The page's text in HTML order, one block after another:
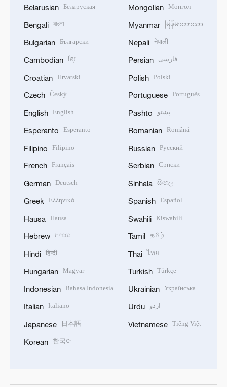
Belarusian Беларуская
Bengali বাংলা
Bulgarian Български
Cambodian ខ្មែរ
Croatian Hrvatski
Czech Český
English English
Esperanto Esperanto
Filipino Filipino
French Français
German Deutsch
Greek Ελληνικά
Hausa Hausa
Hebrew עברית
Hindi हिन्दी
Hungarian Magyar
Indonesian Bahasa Indonesia
Italian Italiano
Japanese 日本語
Korean 한국어
Mongolian Монгол
Myanmar မြန်မာဘာသာ
Nepali नेपाली
Persian فارسی
Polish Polski
Portuguese Português
Pashto پښتو
Romanian Română
Russian Русский
Serbian Српски
Sinhala සිංහල
Spanish Español
Swahili Kiswahili
Tamil தமிழ்
Thai ไทย
Turkish Türkçe
Ukrainian Українська
Urdu اردو
Vietnamese Tiếng Việt